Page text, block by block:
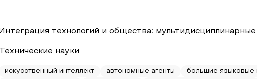
Интеграция технологий и общества:
Технические науки
искусственный интеллект автономные агенты большие языковые